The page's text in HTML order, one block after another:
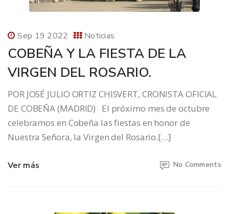
Sep 19 2022 Noticias
COBEÑA Y LA FIESTA DE LA
VIRGEN DEL ROSARIO.
POR JOSÉ JULIO ORTIZ CHISVERT, CRONISTA OFICIAL
DE COBEÑA (MADRID) El próximo mes de octubre
celebramos en Cobeña las fiestas en honor de
Nuestra Señora, la Virgen del Rosario.[…]
Ver más No Comments